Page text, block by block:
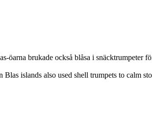
brukade också blåsa i snäcktrumpeter
islands also used shell trumpets to calm